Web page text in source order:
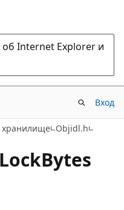
Internet Explorer и
Вход
хранилище Objidl.h